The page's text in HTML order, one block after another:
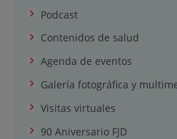
Podcast
Contenidos de salud
Agenda de eventos
Galería fotográfica y
Visitas virtuales
90 Aniversario FJD